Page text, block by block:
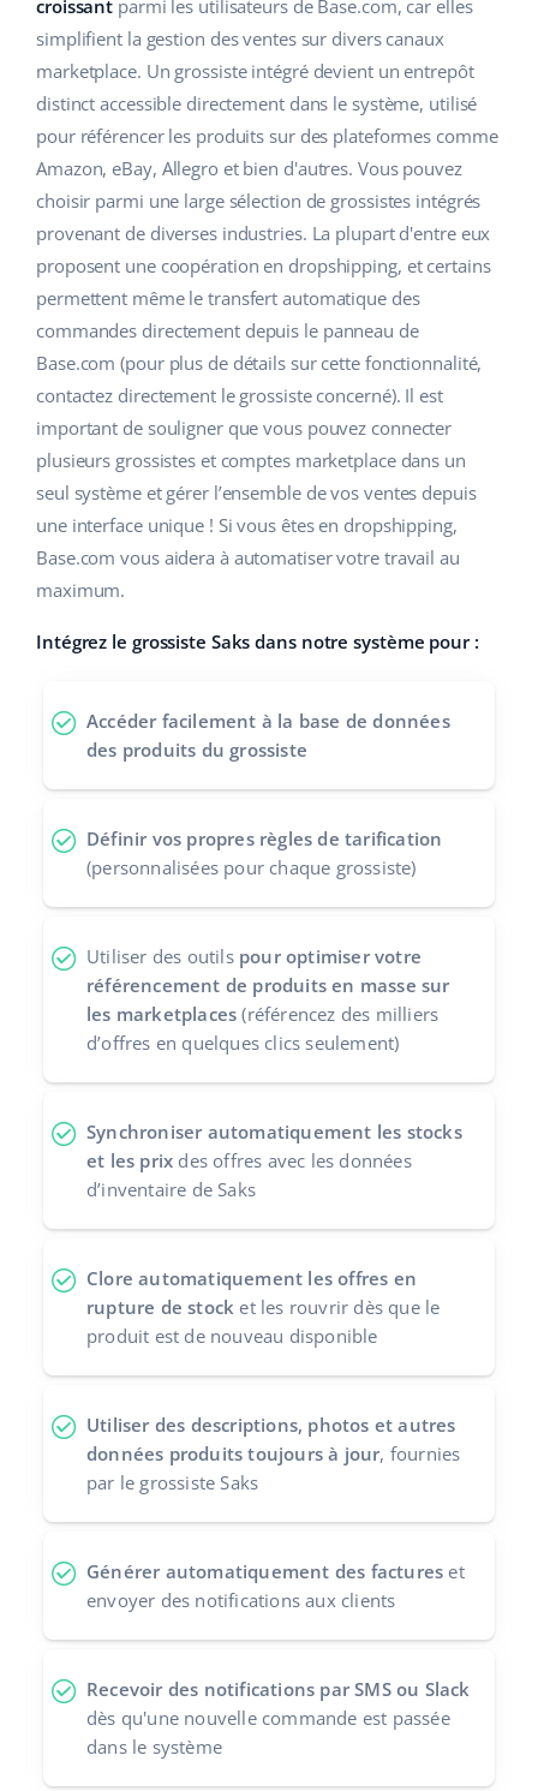
Gestion logistique
Automatisation des flux
Base Connect
L'IA au service du e-commerce
Maison et jardin
Produits pour enfants
Électronique
Pièces automobiles
Supermarché
Santé et beauté
La mode
Aide
Académie
Services
Audit des comptes
Autres
Collaborations et partenaires
Contact
english (US)
english (GB)
english (IN)
čeština
deutsch
Ελληνικά
español (AR)
español (MX)
Français
Italiano
português (BR)
中文
croissant parmi les utilisateurs de Base.com, car elles
simplifient la gestion des ventes sur divers canaux
marketplace. Un grossiste intégré devient un entrepôt
distinct accessible directement dans le système, utilisé
pour référencer les produits sur des plateformes comme
Amazon, eBay, Allegro et bien d'autres. Vous pouvez
choisir parmi une large sélection de grossistes intégrés
provenant de diverses industries. La plupart d'entre eux
proposent une coopération en dropshipping, et certains
permettent même le transfert automatique des
commandes directement depuis le panneau de
Base.com (pour plus de détails sur cette fonctionnalité,
contactez directement le grossiste concerné). Il est
important de souligner que vous pouvez connecter
plusieurs grossistes et comptes marketplace dans un
seul système et gérer l’ensemble de vos ventes depuis
une interface unique ! Si vous êtes en dropshipping,
Base.com vous aidera à automatiser votre travail au
maximum.
Intégrez le grossiste Saks dans notre système pour :
Accéder facilement à la base de données
des produits du grossiste
Définir vos propres règles de tarification
(personnalisées pour chaque grossiste)
Utiliser des outils pour optimiser votre
référencement de produits en masse sur
les marketplaces (référencez des milliers
d’offres en quelques clics seulement)
Synchroniser automatiquement les stocks
et les prix des offres avec les données
d’inventaire de Saks
Clore automatiquement les offres en
rupture de stock et les rouvrir dès que le
produit est de nouveau disponible
Utiliser des descriptions, photos et autres
données produits toujours à jour, fournies
par le grossiste Saks
Générer automatiquement des factures et
envoyer des notifications aux clients
Recevoir des notifications par SMS ou Slack
dès qu'une nouvelle commande est passée
dans le système